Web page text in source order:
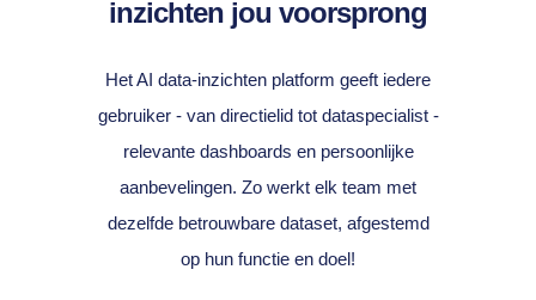
inzichten jou voorsprong
Het AI data-inzichten platform geeft iedere
gebruiker - van directielid tot dataspecialist -
relevante dashboards en persoonlijke
aanbevelingen. Zo werkt elk team met
dezelfde betrouwbare dataset, afgestemd
op hun functie en doel!